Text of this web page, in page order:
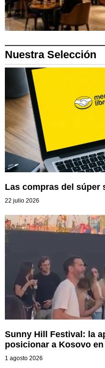
Nuestra Selección
Las compras del súper
22 julio 2026
Sunny Hill Festival: la
posicionar a Kosovo en
1 agosto 2026